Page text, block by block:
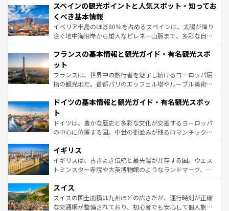
ろん、トスカーナの美しい田園風景やアマルフィ海岸の絶
景など、自然景観も見逃せない。観光の合間には、本場の
ピザやパスタなど、絶品のイタリア料理を堪能することも
できる。朝目覚めてから夜眠るまで、すべての瞬間を楽し
なお、新着のイタリア情報はコンテンツ一覧を参照してほ
しい。
スペインの観光ポイントと人気スポット・知ってお
くべき基本情報
イベリア半島のほぼ80％を占めるスペインは、太陽が降り
注ぐ地中海沿岸から雄大なピレネー山脈まで、多彩な自然
文化が根付くこの国では、情熱的なフラメンコ、熱気あふ
れる闘牛、そして美味しいタパスが生活の一部となってい
る。首都マドリードの洗練された雰囲気や、バルセロナの
アートに溢れた街角から、地方では古代ローマ遺跡や中世
せる。地方によって風土や気候が異なるスペインはその個
ンテンツ一覧 を参照してほしい。
フランスの基本情報と観光ガイド・有名観光スポ
ット
フランスは、世界中の旅行者を魅了し続けるヨーロッパ屈
指の観光地だ。首都パリのエッフェル塔やルーブル美術館
で、幅広い魅力が詰まっている。華麗な宮殿、歴史的な大
聖堂、美しいビーチ、そして豊かな自然が、訪れる者を心
から魅了する。また、フランスは美食の国としても知ら
れ、フランス料理はユネスコ無形文化遺産にも登録されて
香り高いラベンダー畑など、多彩な楽しみ方が可能だ。さ
らに、パリ以外の地域にも魅力が溢れており、どの街角に
も豊かな歴史と文化が息づいている。パリ以外の個性あふ
を参照してほしい。
ドイツの基本情報と観光ガイド・有名観光スポッ
ト
ドイツは、豊かな歴史と多彩な文化が交差するヨーロッパ
の中心に位置する国。中世の街並みが残るロマンチック街
顔を持つこの国は、どこを歩いても飽きることがない。ベ
ルリンの文化的活気、バイエルン州のアルプスの絶景、そ
してライン川沿いのワイン畑といった風景は必見。ビール
は、お酒好きな人にはぜひ体験してほしい。 なお、新着の
ドイツ情報はコンテンツ一覧を参照してほしい。
イギリス
イギリスは、古きよき伝統と最先端が共存する国。ウェス
トミンスター寺院や大英博物館のようなランドマーク、歴
リアごとに異なる魅力がある。また、優雅なアフタヌーン
ティー、ビール好きにはたまらない英国パブ、サッカー観
戦など、本場だからこそできる体験も豊富。イギリスを旅
スイス
スイスの国土面積は九州ほどの広さだが、運行時刻が正確
な交通網が整備されており、初心者でも安心して個人旅行